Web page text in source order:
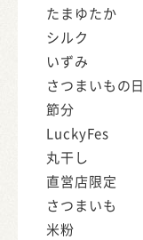
たまゆたか
シルク
いずみ
さつまいもの日
節分
LuckyFes
丸干し
直営店限定
さつまいも
米粉